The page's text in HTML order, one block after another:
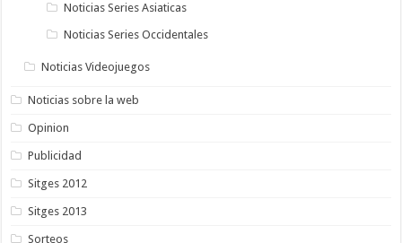
Noticias Series Asiaticas
Noticias Series Occidentales
Noticias Videojuegos
Noticias sobre la web
Opinion
Publicidad
Sitges 2012
Sitges 2013
Sorteos